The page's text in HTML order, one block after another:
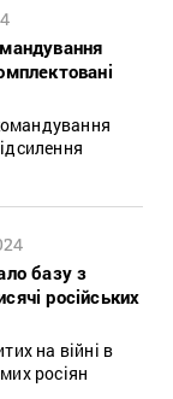
базу з
російських
на війні в
росіян